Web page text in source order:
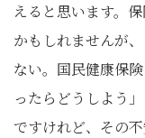
えると思います。
かもしれませんが
ない。国民健康保
ったらどうしよう
ですけれど、その